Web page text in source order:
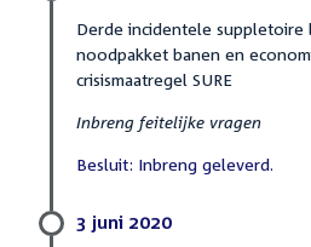
Derde incidentele suppletoire
noodpakket banen en
crisismaatregel SURE
Inbreng feitelijke vragen
Besluit: Inbreng geleverd.
3 juni 2020